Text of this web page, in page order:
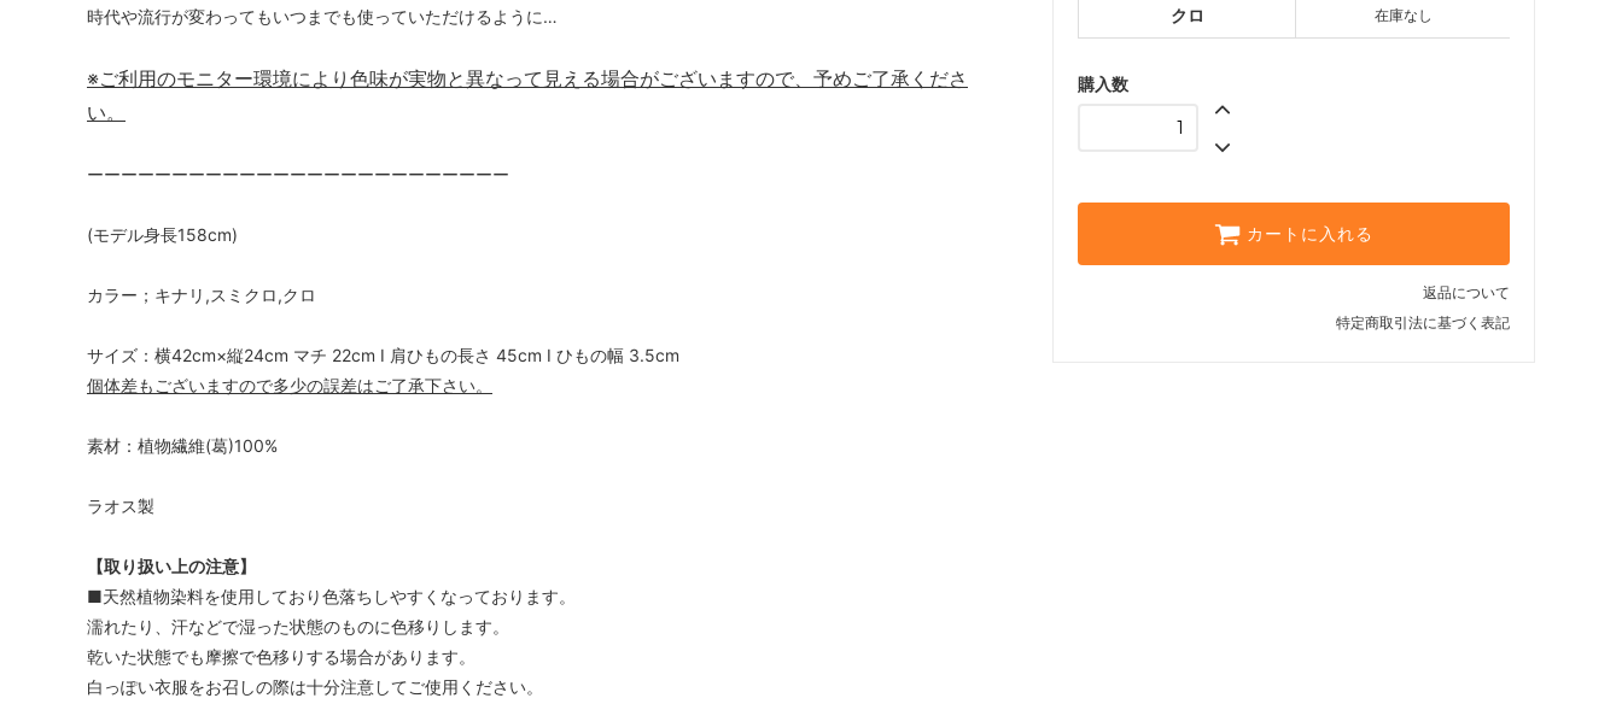
クロ 在庫なし
購入数
カートに入れる
返品について
特定商取引法に基づく表記
時代や流行が変わってもいつまでも使っていただけるように…
※ご利用のモニター環境により色味が実物と異なって見える場合がございますので、予めご了承くださ
い。
ーーーーーーーーーーーーーーーーーーーーーーーーー
(モデル身長158cm)
カラー；キナリ,スミクロ,クロ
サイズ：横42cm×縦24cm マチ 22cm I 肩ひもの長さ 45cm I ひもの幅 3.5cm
個体差もございますので多少の誤差はご了承下さい。
素材：植物繊維(葛)100%
ラオス製
【取り扱い上の注意】
■天然植物染料を使用しており色落ちしやすくなっております。
濡れたり、汗などで湿った状態のものに色移りします。
乾いた状態でも摩擦で色移りする場合があります。
白っぽい衣服をお召しの際は十分注意してご使用ください。